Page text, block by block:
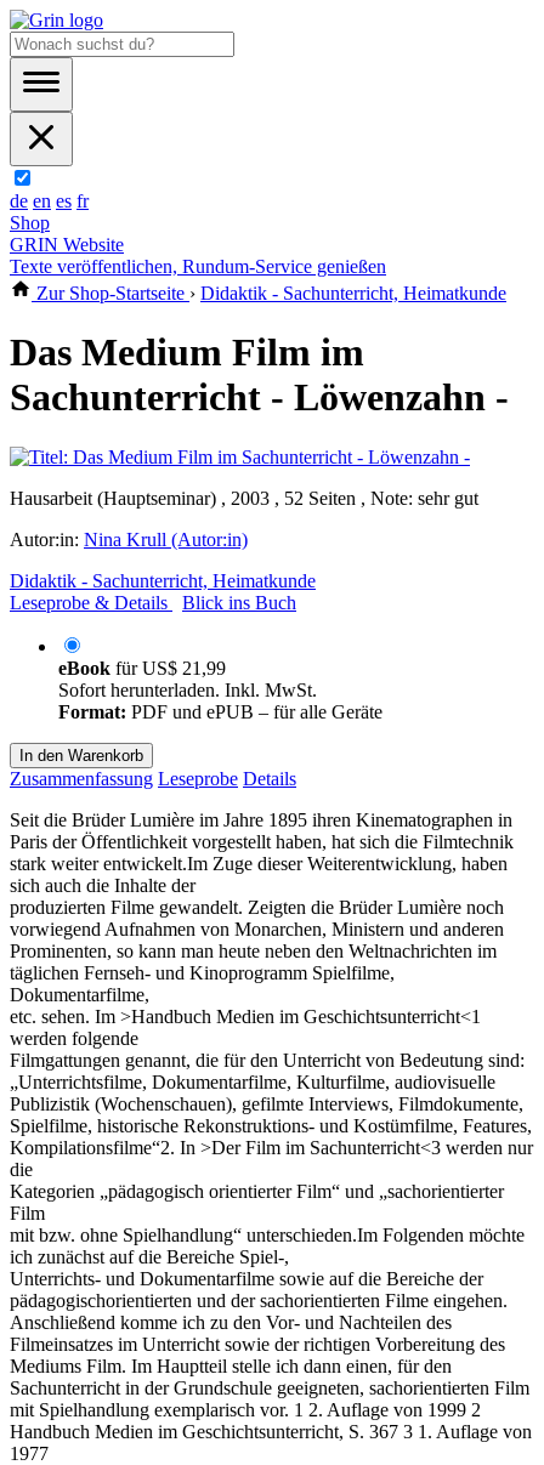
de en es fr
Shop
GRIN Website
Texte veröffentlichen, Rundum-Service genießen
Zur Shop-Startseite › Didaktik - Sachunterricht, Heimatkunde
Das Medium Film im
Sachunterricht - Löwenzahn -
Hausarbeit (Hauptseminar) , 2003 , 52 Seiten , Note: sehr gut
Autor:in: Nina Krull (Autor:in)
Didaktik - Sachunterricht, Heimatkunde
Leseprobe & Details
Blick ins Buch
eBook fürUS$ 21,99
Sofort herunterladen. Inkl. MwSt.
Format: PDF und ePUB – für alle Geräte
In den Warenkorb
Zusammenfassung Leseprobe Details
Seit die Brüder Lumière im Jahre 1895 ihren Kinematographen in
Paris der Öffentlichkeit vorgestellt haben, hat sich die Filmtechnik
stark weiter entwickelt.Im Zuge dieser Weiterentwicklung, haben
sich auch die Inhalte der
produzierten Filme gewandelt. Zeigten die Brüder Lumière noch
vorwiegend Aufnahmen von Monarchen, Ministern und anderen
Prominenten, so kann man heute neben den Weltnachrichten im
täglichen Fernseh- und Kinoprogramm Spielfilme,
Dokumentarfilme,
etc. sehen. Im >Handbuch Medien im Geschichtsunterricht<1
werden folgende
Filmgattungen genannt, die für den Unterricht von Bedeutung sind:
„Unterrichtsfilme, Dokumentarfilme, Kulturfilme, audiovisuelle
Publizistik (Wochenschauen), gefilmte Interviews, Filmdokumente,
Spielfilme, historische Rekonstruktions- und Kostümfilme, Features,
Kompilationsfilme“2. In >Der Film im Sachunterricht<3 werden nur
die
Kategorien „pädagogisch orientierter Film“ und „sachorientierter
Film
mit bzw. ohne Spielhandlung“ unterschieden.Im Folgenden möchte
ich zunächst auf die Bereiche Spiel-,
Unterrichts- und Dokumentarfilme sowie auf die Bereiche der
pädagogischorientierten und der sachorientierten Filme eingehen.
Anschließend komme ich zu den Vor- und Nachteilen des
Filmeinsatzes im Unterricht sowie der richtigen Vorbereitung des
Mediums Film. Im Hauptteil stelle ich dann einen, für den
Sachunterricht in der Grundschule geeigneten, sachorientierten Film
mit Spielhandlung exemplarisch vor. 1 2. Auflage von 1999 2
Handbuch Medien im Geschichtsunterricht, S. 367 3 1. Auflage von
1977